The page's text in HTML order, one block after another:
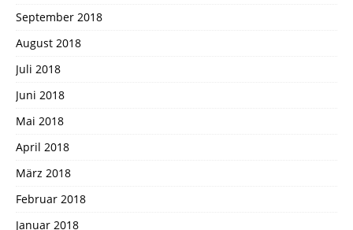
September 2018
August 2018
Juli 2018
Juni 2018
Mai 2018
April 2018
März 2018
Februar 2018
Januar 2018